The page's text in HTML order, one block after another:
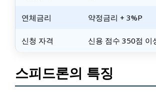
연체금리 약정금리 + 3%p
신청 자격 신용 점수 350점 이
스피드론의 특징